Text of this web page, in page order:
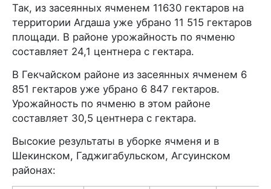
Так, из засеянных ячменем 11630 гектаров на
территории Агдаша уже убрано 11 515 гектаров
площади. В районе урожайность по ячменю
составляет 24,1 центнера с гектара.
В Гекчайском районе из засеянных ячменем 6
851 гектаров уже убрано 6 847 гектаров.
Урожайность по ячменю в этом районе
составляет 30,5 центнера с гектара.
Высокие результаты в уборке ячменя и в
Шекинском, Гаджигабульском, Агсуинском
районах: